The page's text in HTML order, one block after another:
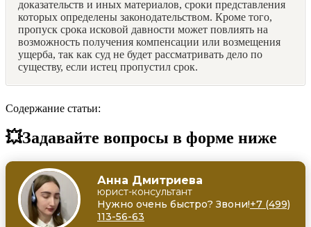
доказательств и иных материалов, сроки представления
которых определены законодательством. Кроме того,
пропуск срока исковой давности может повлиять на
возможность получения компенсации или возмещения
ущерба, так как суд не будет рассматривать дело по
существу, если истец пропустил срок.
Содержание статьи:
💥Задавайте вопросы в форме ниже